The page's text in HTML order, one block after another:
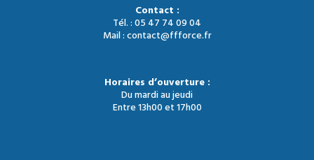
Contact :
Tél. : 05 47 74 09 04
Mail : contact@ffforce.fr
Horaires d’ouverture :
Du mardi au jeudi
Entre 13h00 et 17h00